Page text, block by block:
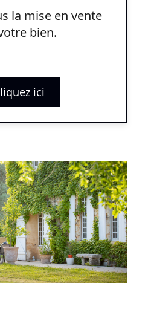
la mise en vente
bien.
ici